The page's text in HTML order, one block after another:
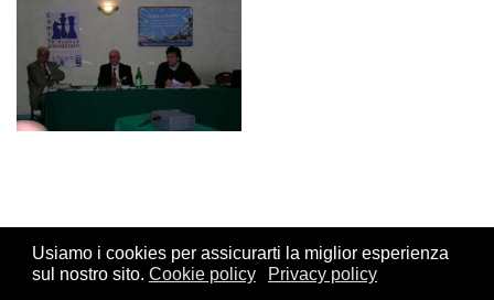
Usiamo i cookies per assicurarti la miglior esperienza
sul nostro sito. Cookie policy Privacy policy